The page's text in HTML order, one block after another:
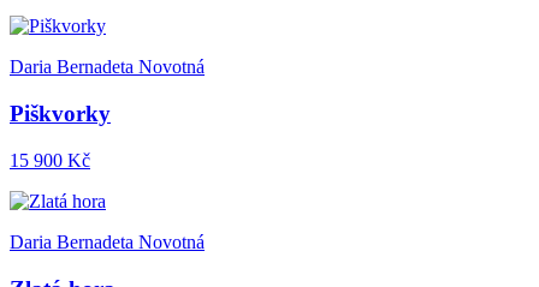
Daria Bernadeta Novotná
Piškvorky
15 900 Kč
Daria Bernadeta Novotná